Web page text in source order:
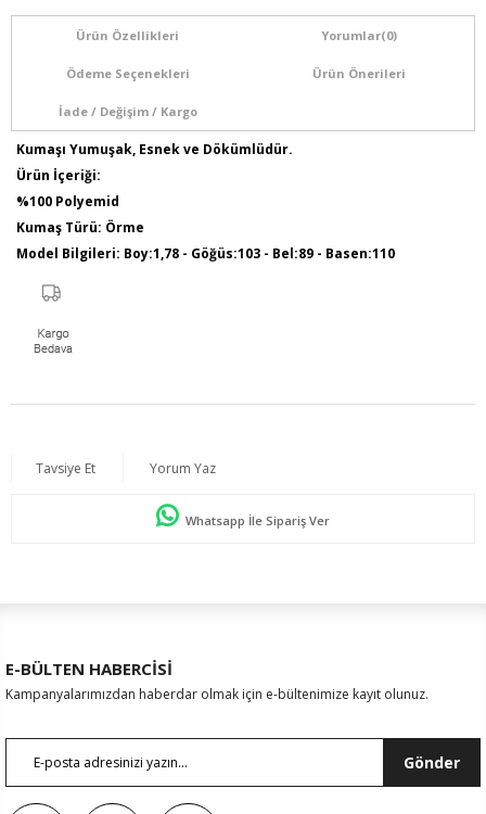
Ürün Özellikleri Yorumlar(0)
Ödeme Seçenekleri Ürün Önerileri
İade / Değişim / Kargo
Kumaşı Yumuşak, Esnek ve Dökümlüdür.
Ürün İçeriği:
%100 Polyemid
Kumaş Türü: Örme
Model Bilgileri: Boy:1,78 - Göğüs:103 - Bel:89 - Basen:110
Ürün Boyu: 80 cm
Tavsiye Et Yorum Yaz
Whatsapp İle Sipariş Ver
E-BÜLTEN HABERCİSİ
Kampanyalarımızdan haberdar olmak için e-bültenimize kayıt olunuz.
Gönder